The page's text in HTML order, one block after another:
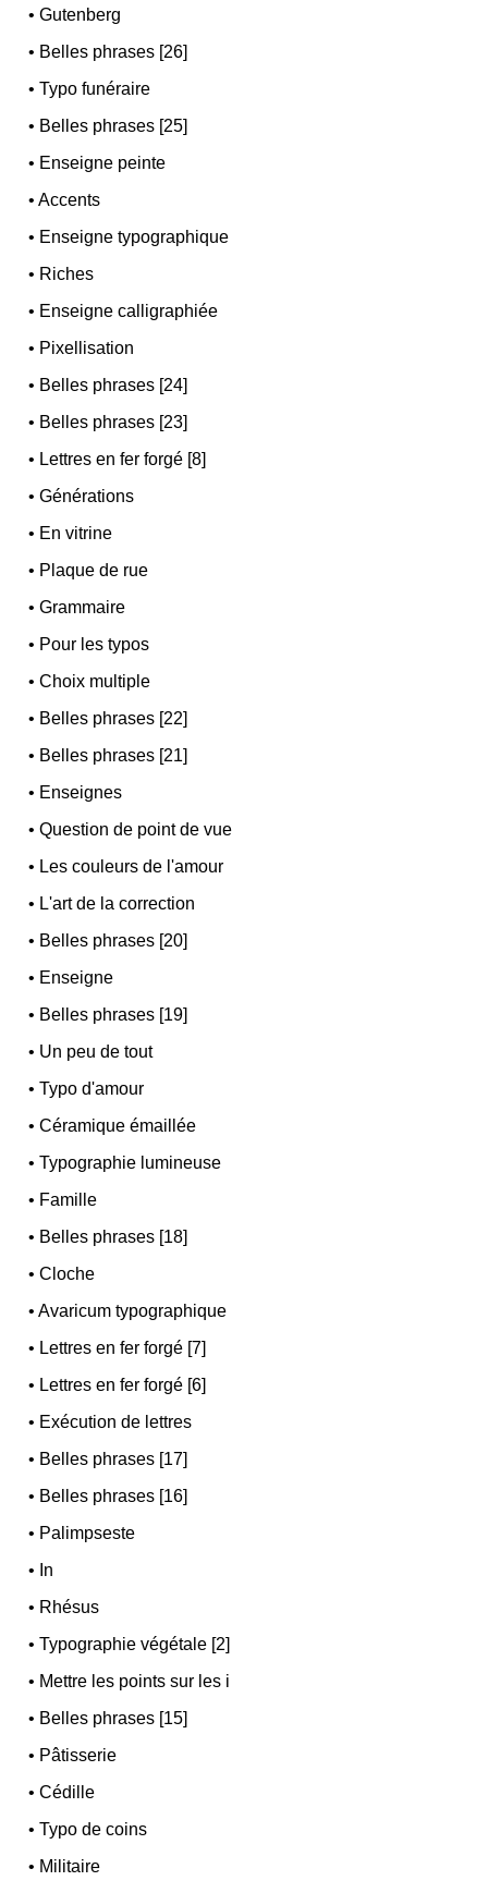
•Gutenberg
• Belles phrases [26]
•Typo funéraire
• Belles phrases [25]
• Enseigne peinte
•Accents
• Enseigne typographique
• Riches
• Enseigne calligraphiée
• Pixellisation
• Belles phrases [24]
• Belles phrases [23]
• Lettres en fer forgé [8]
•Générations
• En vitrine
• Plaque de rue
•Grammaire
• Pour les typos
•Choix multiple
• Belles phrases [22]
• Belles phrases [21]
• Enseignes
•Question de point de vue
• Les couleurs de l'amour
• L'art de la correction
• Belles phrases [20]
• Enseigne
• Belles phrases [19]
• Un peu de tout
•Typo d'amour
•Céramique émaillée
•Typographie lumineuse
• Famille
• Belles phrases [18]
•Cloche
•Avaricum typographique
• Lettres en fer forgé [7]
• Lettres en fer forgé [6]
• Exécution de lettres
• Belles phrases [17]
• Belles phrases [16]
• Palimpseste
• In
• Rhésus
•Typographie végétale [2]
• Mettre les points sur les i
• Belles phrases [15]
• Pâtisserie
•Cédille
•Typo de coins
• Militaire